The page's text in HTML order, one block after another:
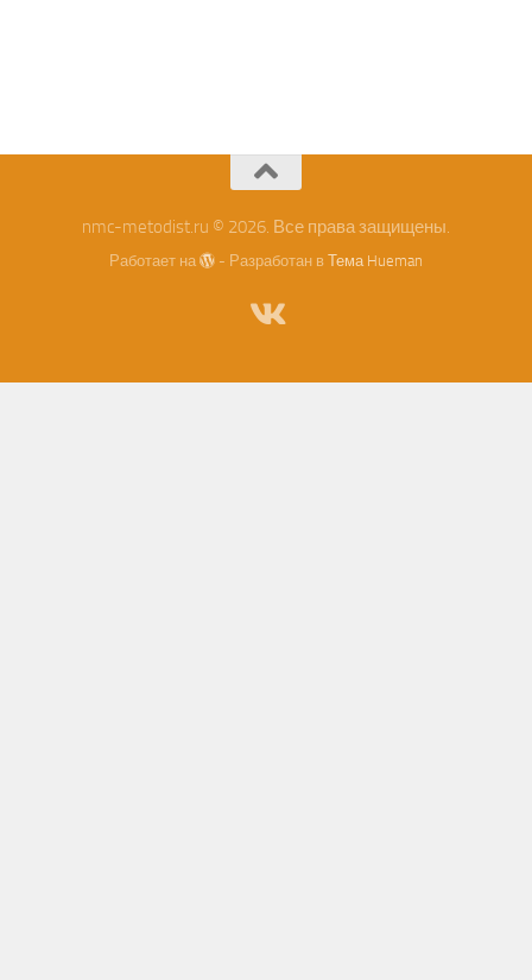
nmc-metodist.ru © 2026. Все права защищены.
Работает на - Разработан вТема Hueman